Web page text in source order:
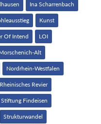
Ina Scharrenbach
Kunst
Of Intend LOI
Alt
Nordrhein-Westfalen
Rheinisches Revier
Stiftung Findeisen
Strukturwandel